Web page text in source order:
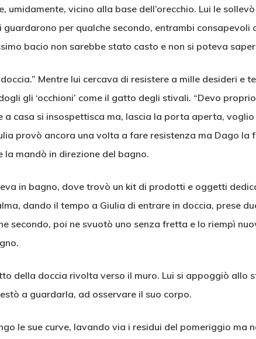
umidamente, vicino alla base dell’orecchio. Lui le
guardarono per qualche secondo, entrambi consapevoli
bacio non sarebbe stato casto e non si poteva
Mentre lui cercava di resistere a mille desideri e
gli ‘occhioni’ come il gatto degli stivali. “Devo
a casa si insospettisca ma, lascia la porta aperta,
provò ancora una volta a fare resistenza ma Dago la
la mandò in direzione del bagno.
in bagno, dove trovò un kit di prodotti e oggetti
dando il tempo a Giulia di entrare in doccia, prese
secondo, poi ne svuotò uno senza fretta e lo riempì
della doccia rivolta verso il muro. Lui si appoggiò allo
a guardarla, ad osservare il suo corpo.
le sue curve, lavando via i residui del pomeriggio ma